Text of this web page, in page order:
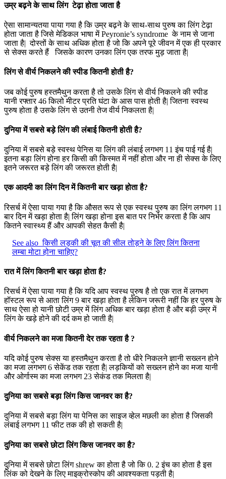
उम्र बढ़ने के साथ लिंग टेढ़ा होता जाता है
ऐसा सामान्यतया पाया गया है कि उम्र बढ़ने के साथ-साथ पुरुष का लिंग टेढ़ा
होता जाता है जिसे मेडिकल भाषा में Peyronie’s syndrome के नाम से जाना
जाता है| दोस्तों के साथ अधिक होता है जो कि अपने पूरे जीवन में एक ही प्रकार
से सेक्स करते हैं जिसके कारण उनका लिंग एक तरफ मुड़ जाता है|
लिंग से वीर्य निकलने की स्पीड कितनी होती है?
जब कोई पुरुष हस्तमैथुन करता है तो उसके लिंग से वीर्य निकलने की स्पीड
यानी रफ्तार 46 किलो मीटर प्रति घंटा के आस पास होती है| जितना स्वस्थ
पुरुष होता है उसके लिंग से उतनी तेज वीर्य निकलता है|
दुनिया में सबसे बड़े लिंग की लंबाई कितनी होती है?
दुनिया में सबसे बड़े स्वस्थ पेनिस या लिंग की लंबाई लगभग 11 इंच पाई गई है|
इतना बड़ा लिंग होना हर किसी की किस्मत में नहीं होता और ना ही सेक्स के लिए
इतने जरूरत बड़े लिंग की जरूरत होती है|
एक आदमी का लिंग दिन में कितनी बार खड़ा होता है?
रिसर्च में ऐसा पाया गया है कि औसत रूप से एक स्वस्थ पुरुष का लिंग लगभग 11
बार दिन में खड़ा होता है| लिंग खड़ा होना इस बात पर निर्भर करता है कि आप
कितने स्वास्थ्य हैं और आपकी सेहत कैसी है|
See also किसी लड़की की चूत की सील तोड़ने के लिए लिंग कितना
लम्बा मोटा होना चाहिए?
रात में लिंग कितनी बार खड़ा होता है?
रिसर्च में ऐसा पाया गया है कि यदि आप स्वस्थ पुरुष है तो एक रात में लगभग
हॉस्टल रूप से आता लिंग 9 बार खड़ा होता है लेकिन जरूरी नहीं कि हर पुरुष के
साथ ऐसा हो यानी छोटी उम्र में लिंग अधिक बार खड़ा होता है और बड़ी उम्र में
लिंग के खड़े होने की दर्द कम हो जाती है|
वीर्य निकलने का मजा कितनी देर तक रहता है ?
यदि कोई पुरुष सेक्स या हस्तमैथुन करता है तो धीरे निकलने ज्ञानी सख्लन होने
का मजा लगभग 6 सेकेंड तक रहता है| लड़कियों को सख्लन होने का मजा यानी
और ओर्गास्म का मजा लगभग 23 सेकंड तक मिलता है|
दुनिया का सबसे बड़ा लिंग किस जानवर का है?
दुनिया में सबसे बड़ा लिंग या पेनिस का साइज व्हेल मछली का होता है जिसकी
लंबाई लगभग 11 फीट तक की हो सकती है|
दुनिया का सबसे छोटा लिंग किस जानवर का है?
दुनिया में सबसे छोटा लिंग shrew का होता है जो कि 0. 2 इंच का होता है इस
लिंक को देखने के लिए माइक्रोस्कोप की आवश्यकता पड़ती है|